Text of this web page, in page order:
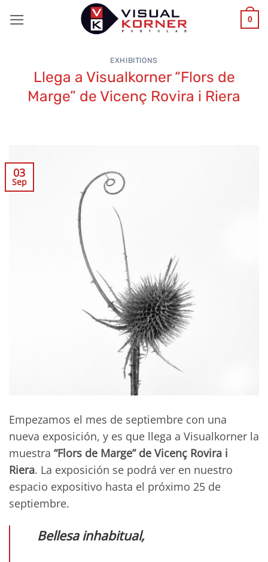
0
EXHIBITIONS
Llega a Visualkorner “Flors de
Marge” de Vicenç Rovira i Riera
03
Sep
Empezamos el mes de septiembre con una
nueva exposición, y es que llega a Visualkorner la
muestra “Flors de Marge” de Vicenç Rovira i
Riera. La exposición se podrá ver en nuestro
espacio expositivo hasta el próximo 25 de
septiembre.
Bellesa inhabitual,